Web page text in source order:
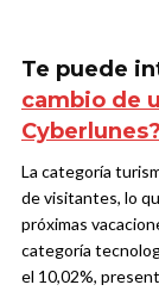
Te puede
cambio de
Cyberlunes?
La categoría
de visitantes, lo
próximas
categoría
el 10,02%,